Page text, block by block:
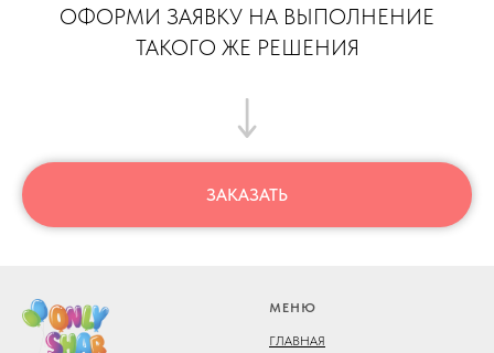
ОФОРМИ ЗАЯВКУ НА ВЫПОЛНЕНИЕ
ТАКОГО ЖЕ РЕШЕНИЯ
ЗАКАЗАТЬ
МЕНЮ
ГЛАВНАЯ